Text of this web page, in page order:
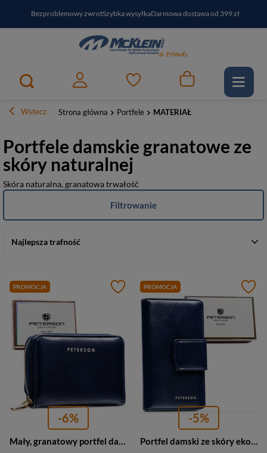
Bezproblemowy zwrotSzybka wysyłkaDarmowa dostawa od 399 zł
PayPo - kup i zapłać za30 dniZapisz się do newslettera i odbierz RABAT
Wstecz Strona główna Portfele MATERIAŁ
Portfele damskie granatowe ze
skóry naturalnej
Skóra naturalna, granatowa trwałość
Najlepsza trafność
Filtrowanie
PROMOCJA
-6%
Mały, granatowy portfel damski ze skóry ekologicznej wyposażony w system RFID - Peterson
PROMOCJA
-5%
Portfel damski ze skóry ekologicznej zamykany na zatrzask i suwak. Portfel w granatowym kolorze - Peterson